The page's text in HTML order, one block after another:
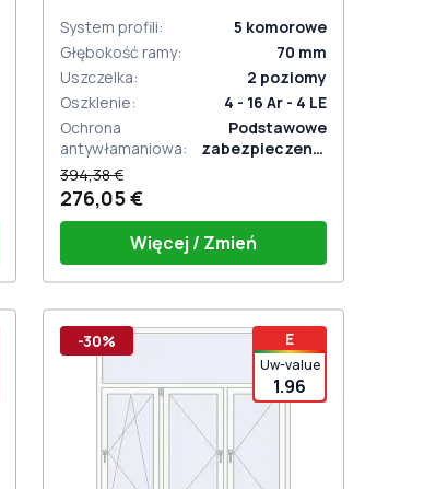
System profili: 5 komorowe
Głębokość ramy: 70 mm
Uszczelka: 2 poziomy
Oszklenie:
4 - 16 Ar - 4 LE
Ochrona
antywłamaniowa:
Podstawowe
zabezpieczenie
394,38 €
276,05 €
Więcej / Zmień
Klamka okienna HOPPE COMFORT
(biała)
Uszczelka wrębowa (gumowa)
biała
E
Uw-value
1.96
-30%